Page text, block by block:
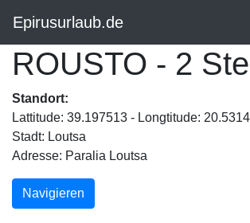
Epirusurlaub.de
ROUSTO - 2
Standort:
Lattitude: 39.197513 - Longtitude:
Stadt: Loutsa
Adresse: Paralia Loutsa
Navigieren